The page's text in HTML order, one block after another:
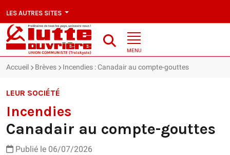
LES AUTRES SITES
MENU
Accueil Brèves Incendies : Canadair au compte-gouttes
LEUR SOCIÉTÉ
Incendies
Canadair au compte-gouttes
Publié le 06/07/2026